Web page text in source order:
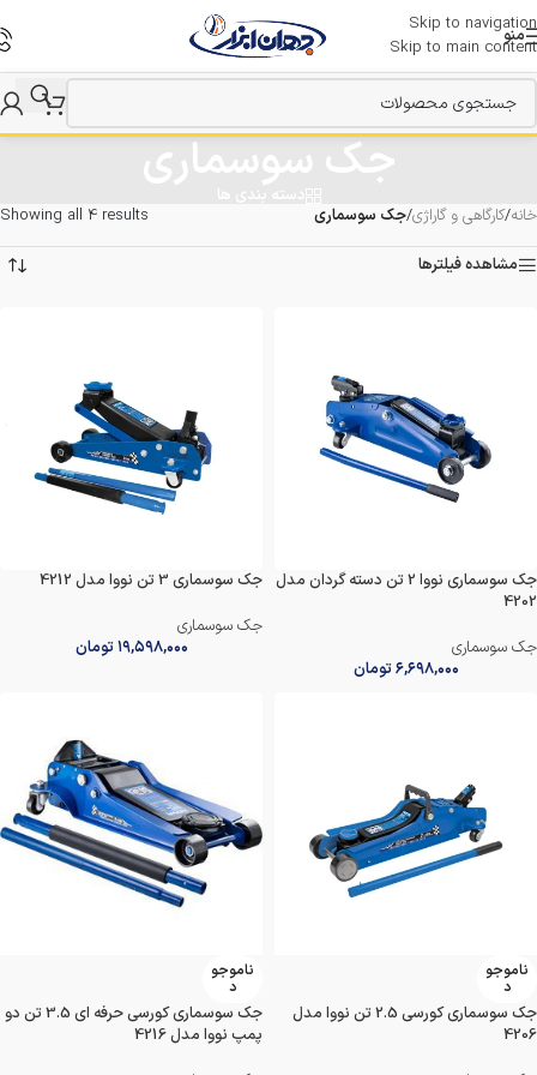
Skip to navigation
Skip to main content
منو
جک سوسماری
خانه/کارگاهی و گاراژی/جک سوسماری Showing all 4 results
مشاهده فیلترها
جک سوسماری نووا 2 تن دسته گردان مدل
4202
جک سوسماری
۶,۶۹۸,۰۰۰تومان
جک سوسماری 3 تن نووا مدل 4212
جک سوسماری
۱۹,۵۹۸,۰۰۰تومان
ناموجو
د
جک سوسماری کورسی 2.5 تن نووا مدل
4206
ناموجو
د
جک سوسماری کورسی حرفه ای 3.5 تن دو
پمپ نووا مدل 4216